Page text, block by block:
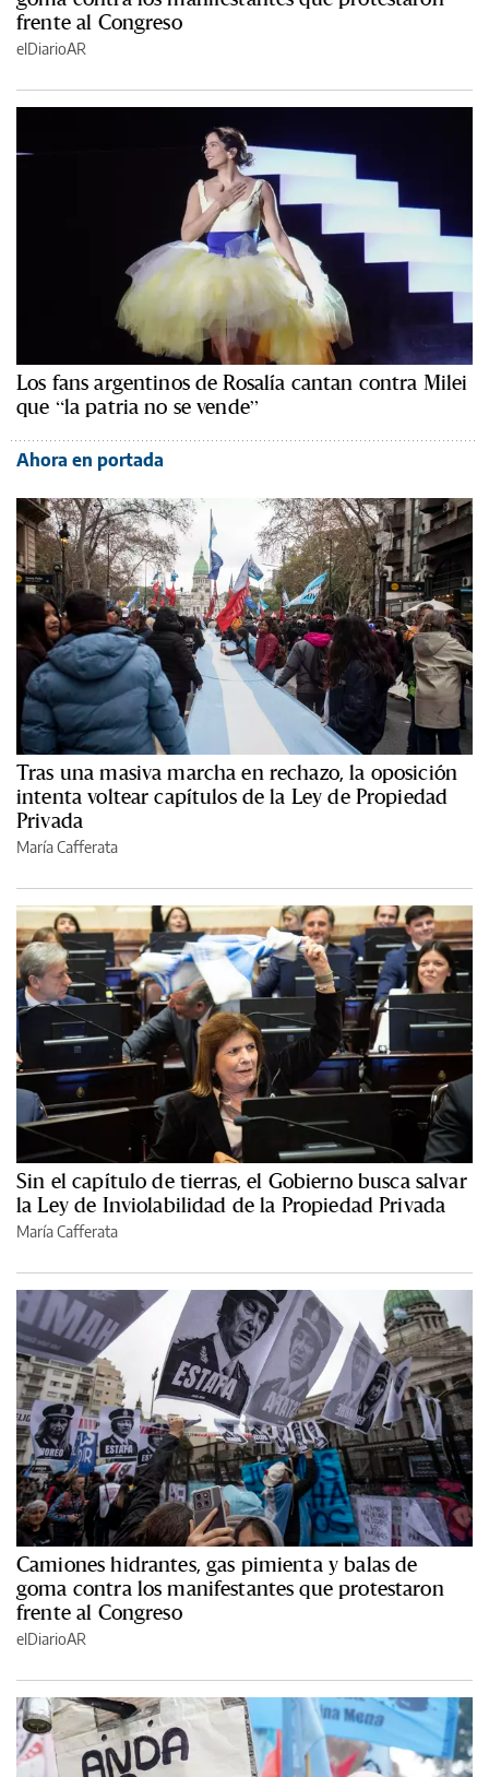
frente al Congreso
elDiarioAR
Los fans argentinos de Rosalía cantan contra Milei
que “la patria no se vende”
Ahora en portada
Tras una masiva marcha en rechazo, la oposición
intenta voltear capítulos de la Ley de Propiedad
Privada
María Cafferata
Sin el capítulo de tierras, el Gobierno busca salvar
la Ley de Inviolabilidad de la Propiedad Privada
María Cafferata
Camiones hidrantes, gas pimienta y balas de
goma contra los manifestantes que protestaron
frente al Congreso
elDiarioAR